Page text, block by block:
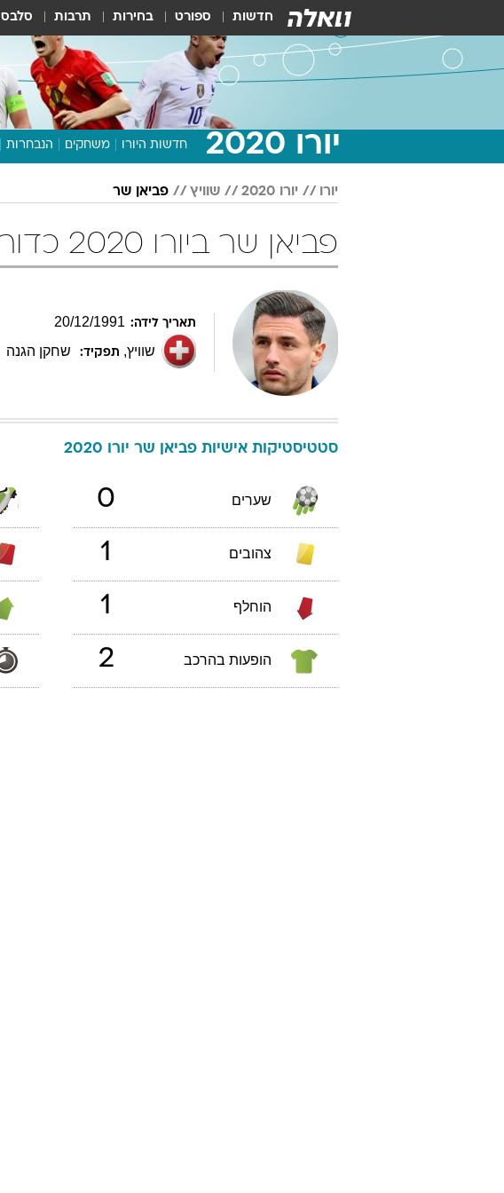
חדשות ספורט בחירות תרבות סלבס
יורו 2020 חדשות היורו משחקים הנבחרות
יורו יורו 2020 שוויץ פביאן שר
פביאן שר ביורו 2020 כדורגל
תאריך לידה: 20/12/1991
שוויץ, תפקיד: שחקן הגנה
סטטיסטיקות אישיות פביאן שר יורו 2020
שערים 0
צהובים 1
הוחלף 1
הופעות בהרכב 2